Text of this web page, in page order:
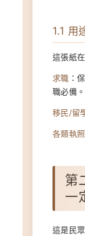
1.1 用
這張紙
求職 ：
職必備。
移民/留
各類執
第
一
這是民